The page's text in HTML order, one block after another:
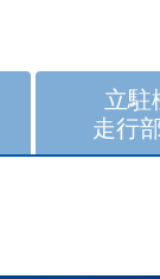
立駐
走行